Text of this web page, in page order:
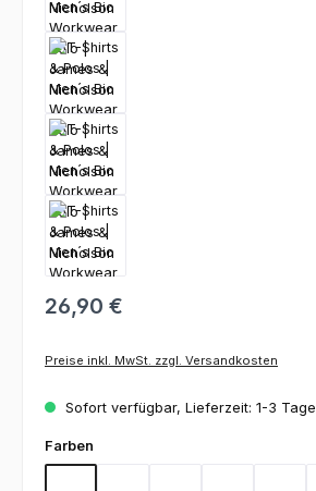
26,90 €
Preise inkl. MwSt. zzgl. Versandkosten
Sofort verfügbar, Lieferzeit: 1-3 Tage
Farben